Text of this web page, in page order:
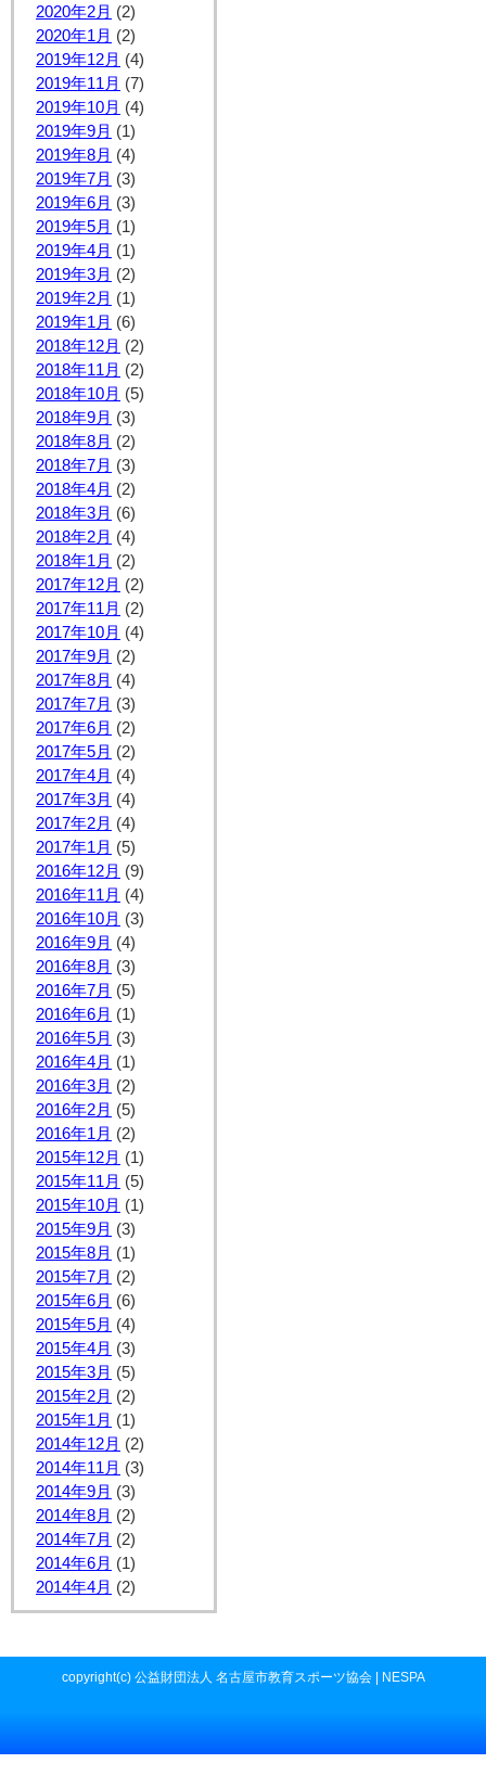
2020年2月 (2)
2020年1月 (2)
2019年12月 (4)
2019年11月 (7)
2019年10月 (4)
2019年9月 (1)
2019年8月 (4)
2019年7月 (3)
2019年6月 (3)
2019年5月 (1)
2019年4月 (1)
2019年3月 (2)
2019年2月 (1)
2019年1月 (6)
2018年12月 (2)
2018年11月 (2)
2018年10月 (5)
2018年9月 (3)
2018年8月 (2)
2018年7月 (3)
2018年4月 (2)
2018年3月 (6)
2018年2月 (4)
2018年1月 (2)
2017年12月 (2)
2017年11月 (2)
2017年10月 (4)
2017年9月 (2)
2017年8月 (4)
2017年7月 (3)
2017年6月 (2)
2017年5月 (2)
2017年4月 (4)
2017年3月 (4)
2017年2月 (4)
2017年1月 (5)
2016年12月 (9)
2016年11月 (4)
2016年10月 (3)
2016年9月 (4)
2016年8月 (3)
2016年7月 (5)
2016年6月 (1)
2016年5月 (3)
2016年4月 (1)
2016年3月 (2)
2016年2月 (5)
2016年1月 (2)
2015年12月 (1)
2015年11月 (5)
2015年10月 (1)
2015年9月 (3)
2015年8月 (1)
2015年7月 (2)
2015年6月 (6)
2015年5月 (4)
2015年4月 (3)
2015年3月 (5)
2015年2月 (2)
2015年1月 (1)
2014年12月 (2)
2014年11月 (3)
2014年9月 (3)
2014年8月 (2)
2014年7月 (2)
2014年6月 (1)
2014年4月 (2)
copyright(c) 公益財団法人 名古屋市教育スポーツ協会 | NESPA